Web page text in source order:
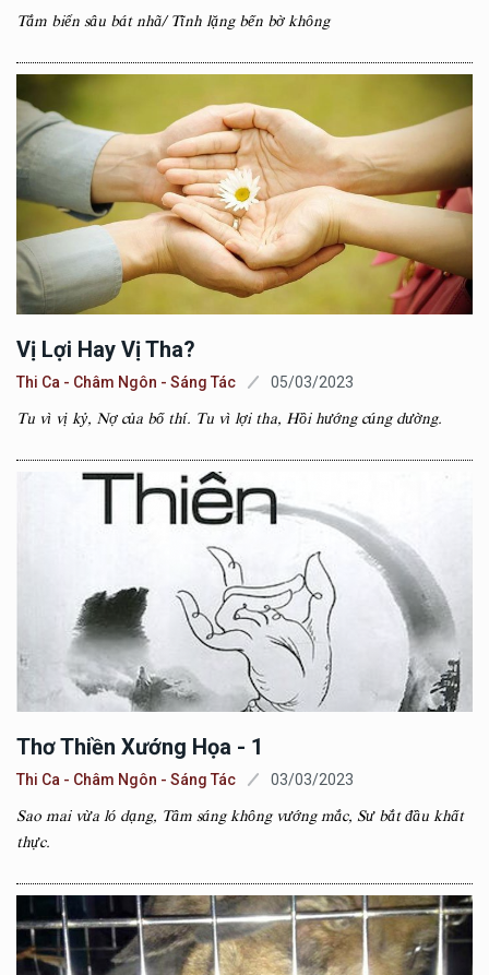
Tắm biển sâu bát nhã/ Tĩnh lặng bến bờ không
Vị Lợi Hay Vị Tha?
Thi Ca - Châm Ngôn - Sáng Tác 05/03/2023
Tu vì vị kỷ, Nợ của bố thí. Tu vì lợi tha, Hồi hướng cúng dường.
Thơ Thiền Xướng Họa - 1
Thi Ca - Châm Ngôn - Sáng Tác 03/03/2023
Sao mai vừa ló dạng, Tâm sáng không vướng mắc, Sư bắt đầu khất
thực.